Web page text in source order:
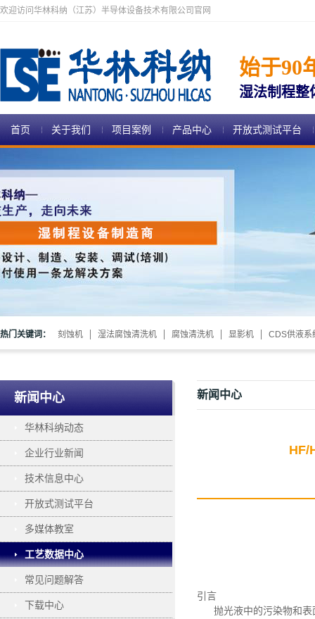
欢迎访问华林科纳（江苏）半导体设备技术有限公司官网
始于90
湿法制程整
首页 关于我们 项目案例 产品中心 开放式测试平台
热门关键词： 刻蚀机 湿法腐蚀清洗机 腐蚀清洗机 显影机 CDS供液系
新闻中心
华林科纳动态
企业行业新闻
技术信息中心
开放式测试平台
多媒体教室
工艺数据中心
常见问题解答
下载中心
新闻中心
HF/
引言
抛光液中的污染物和